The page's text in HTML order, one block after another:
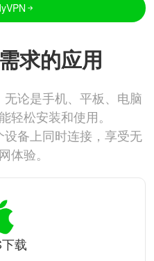
求的应用
论是手机、平板、电脑
轻松安装和使用。
备上同时连接，享受无
体验。
载